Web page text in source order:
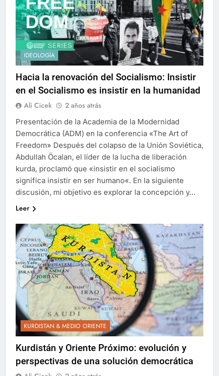
IDEOLOGÍA
Hacia la renovación del Socialismo: Insistir
en el Socialismo es insistir en la humanidad
Ali Cicek 2 años atrás
Presentación de la Academia de la Modernidad
Democrática (ADM) en la conferencia «The Art of
Freedom» Después del colapso de la Unión Soviética,
Abdullah Öcalan, el líder de la lucha de liberación
kurda, proclamó que «insistir en el socialismo
significa insistir en ser humano«. En la siguiente
discusión, mi objetivo es explorar la concepción y…
Leer
KURDISTAN & MEDIO ORIENTE
Kurdistán y Oriente Próximo: evolución y
perspectivas de una solución democrática